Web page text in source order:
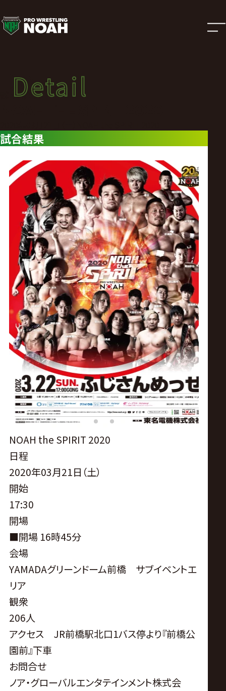
試
合
結
果
|
プ
ロ
ン
グ・
ノ
ア
公
式
サ
イ
ト
Detail
試合結果
Detail
試合結果
NOAH the SPIRIT 2020
日程
2020年03月21日（土）
開始
17:30
開場
■開場 16時45分
会場
YAMADAグリーンドーム前橋 サブイベントエ
リア
観衆
206人
アクセス JR前橋駅北口1バス停より『前橋公
園前』下車
お問合せ
ノア・グローバルエンタテインメント株式会